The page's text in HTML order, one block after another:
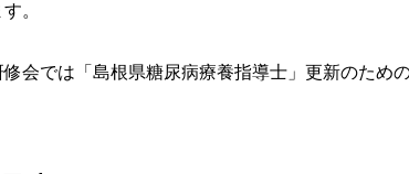
。
修会では「島根県糖尿病療養指導士」更新のため